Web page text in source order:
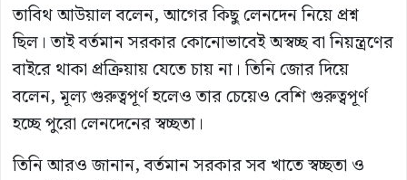
তাবিথ আউয়াল বলেন, আগের কিছু লেনদেন নিয়ে প্রশ্ন
ছিল। তাই বর্তমান সরকার কোনোভাবেই অস্বচ্ছ বা নিয়ন্ত্রণের
বাইরে থাকা প্রক্রিয়ায় যেতে চায় না। তিনি জোর দিয়ে
বলেন, মূল্য গুরুত্বপূর্ণ হলেও তার চেয়েও বেশি গুরুত্বপূর্ণ
হচ্ছে পুরো লেনদেনের স্বচ্ছতা।
তিনি আরও জানান, বর্তমান সরকার সব খাতে স্বচ্ছতা ও